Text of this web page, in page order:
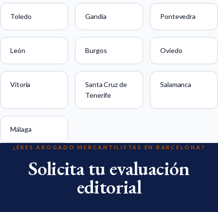
Toledo Gandía Pontevedra
León Burgos Oviedo
Vitoria
Santa Cruz de
Tenerife
Salamanca
Málaga
¿ERES ABOGADO MERCANTILISTAS EN BARCELONA?
Solicita tu evaluación
editorial